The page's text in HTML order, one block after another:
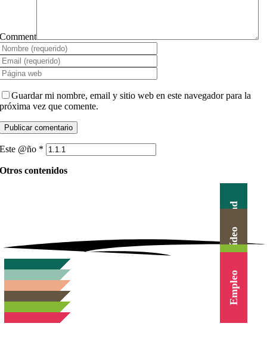
Comment
Guardar mi nombre, email y sitio web en este navegador para la
próxima vez que comente.
Este @ño *
Otros contenidos
Actualidad
Blog
Agenda
Canal Vídeo
Cursos
Empleo